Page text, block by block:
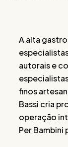
A alta
autorais e
finos
Bassi cria
operação
Per